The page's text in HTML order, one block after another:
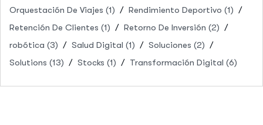
Orquestación De Viajes (1) Rendimiento Deportivo (1)
Retención De Clientes (1) Retorno De Inversión (2)
robótica (3) Salud Digital (1) Soluciones (2)
Solutions (13) Stocks (1) Transformación Digital (6)